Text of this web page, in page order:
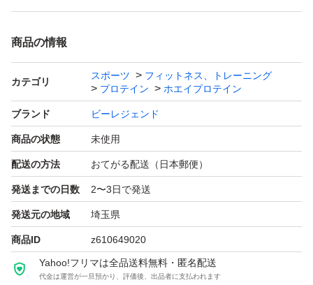
商品の情報
カテゴリ
スポーツ
フィットネス、トレーニング
プロテイン
ホエイプロテイン
ブランド ビーレジェンド
商品の状態 未使用
配送の方法 おてがる配送（日本郵便）
発送までの日数 2〜3日で発送
発送元の地域 埼玉県
商品ID z610649020
Yahoo!フリマは全品送料無料・匿名配送
代金は運営が一旦預かり、評価後、出品者に支払われます